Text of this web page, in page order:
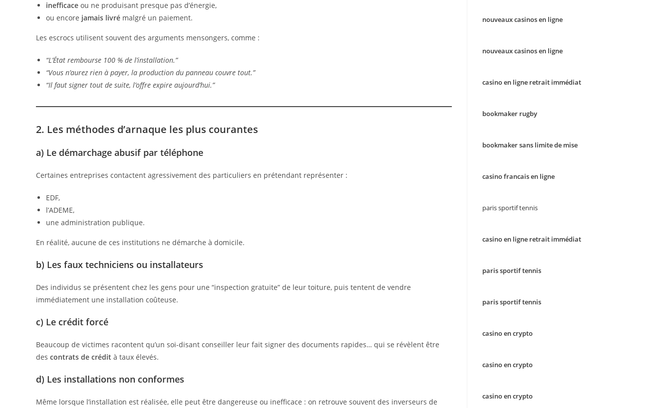
inefficace ou ne produisant presque pas d’énergie,
ou encore jamais livré malgré un paiement.
Les escrocs utilisent souvent des arguments mensongers, comme :
“L’État rembourse 100 % de l’installation.”
“Vous n’aurez rien à payer, la production du panneau couvre tout.”
“Il faut signer tout de suite, l’offre expire aujourd’hui.”
2. Les méthodes d’arnaque les plus courantes
a) Le démarchage abusif par téléphone
Certaines entreprises contactent agressivement des particuliers en prétendant représenter :
EDF,
l’ADEME,
une administration publique.
En réalité, aucune de ces institutions ne démarche à domicile.
b) Les faux techniciens ou installateurs
Des individus se présentent chez les gens pour une “inspection gratuite” de leur toiture, puis tentent de vendre
immédiatement une installation coûteuse.
c) Le crédit forcé
Beaucoup de victimes racontent qu’un soi-disant conseiller leur fait signer des documents rapides… qui se révèlent être
des contrats de crédit à taux élevés.
d) Les installations non conformes
Même lorsque l’installation est réalisée, elle peut être dangereuse ou inefficace : on retrouve souvent des inverseurs de
nouveaux casinos en ligne
nouveaux casinos en ligne
casino en ligne retrait immédiat
bookmaker rugby
bookmaker sans limite de mise
casino francais en ligne
paris sportif tennis
casino en ligne retrait immédiat
paris sportif tennis
paris sportif tennis
casino en crypto
casino en crypto
casino en crypto